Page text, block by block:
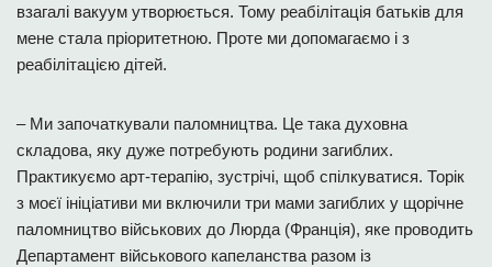
взагалі вакуум утворюється. Тому реабілітація батьків для
мене стала пріоритетною. Проте ми допомагаємо і з
реабілітацією дітей.
– Ми започаткували паломництва. Це така духовна
складова, яку дуже потребують родини загиблих.
Практикуємо арт-терапію, зустрічі, щоб спілкуватися. Торік
з моєї ініціативи ми включили три мами загиблих у щорічне
паломництво військових до Люрда (Франція), яке проводить
Департамент військового капеланства разом із